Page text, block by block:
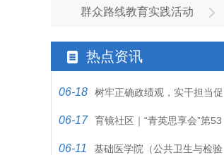
群众路线教育实践活动
热点资讯
06-18 树牢正确政绩观，实干担当促
发展
06-17 育镜社区｜“青英思享会”第53
期：听81岁老党员讲那血与火…
06-11 基础医学院（公共卫生与检验